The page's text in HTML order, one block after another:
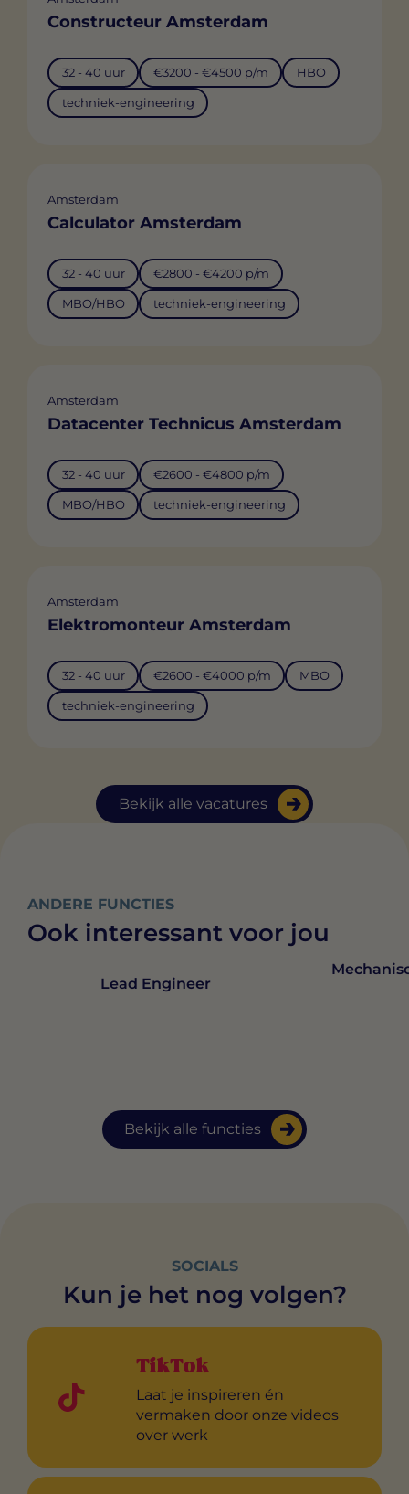
Bekijk alle vacatures
Constructeur Amsterdam
32 - 40 uur €3200 - €4500 p/m HBO
techniek-engineering
Amsterdam
Calculator Amsterdam
32 - 40 uur €2800 - €4200 p/m
MBO/HBO techniek-engineering
Amsterdam
Datacenter Technicus Amsterdam
32 - 40 uur €2600 - €4800 p/m
MBO/HBO techniek-engineering
Amsterdam
Elektromonteur Amsterdam
32 - 40 uur €2600 - €4000 p/m MBO
techniek-engineering
ANDERE FUNCTIES
Ook interessant voor jou
Bekijk alle functies
Lead Engineer
SOCIALS
Kun je het nog volgen?
TikTok
Laat je inspireren én
vermaken door onze videos
over werk